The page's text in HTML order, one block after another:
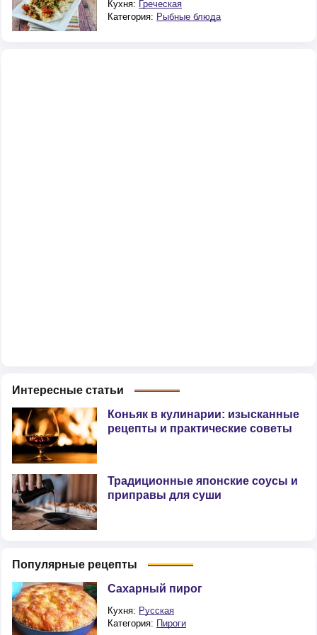
Кухня: Греческая
Категория: Рыбные блюда
Интересные статьи
Коньяк в кулинарии: изысканные
рецепты и практические советы
Традиционные японские соусы и
приправы для суши
Популярные рецепты
Сахарный пирог
Кухня: Русская
Категория: Пироги